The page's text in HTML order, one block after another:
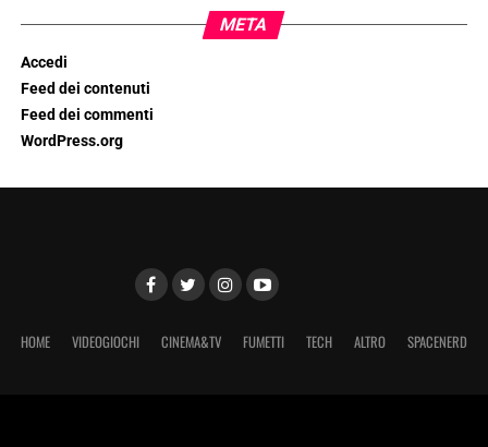
META
Accedi
Feed dei contenuti
Feed dei commenti
WordPress.org
HOME VIDEOGIOCHI CINEMA&TV FUMETTI TECH ALTRO SPACENERD